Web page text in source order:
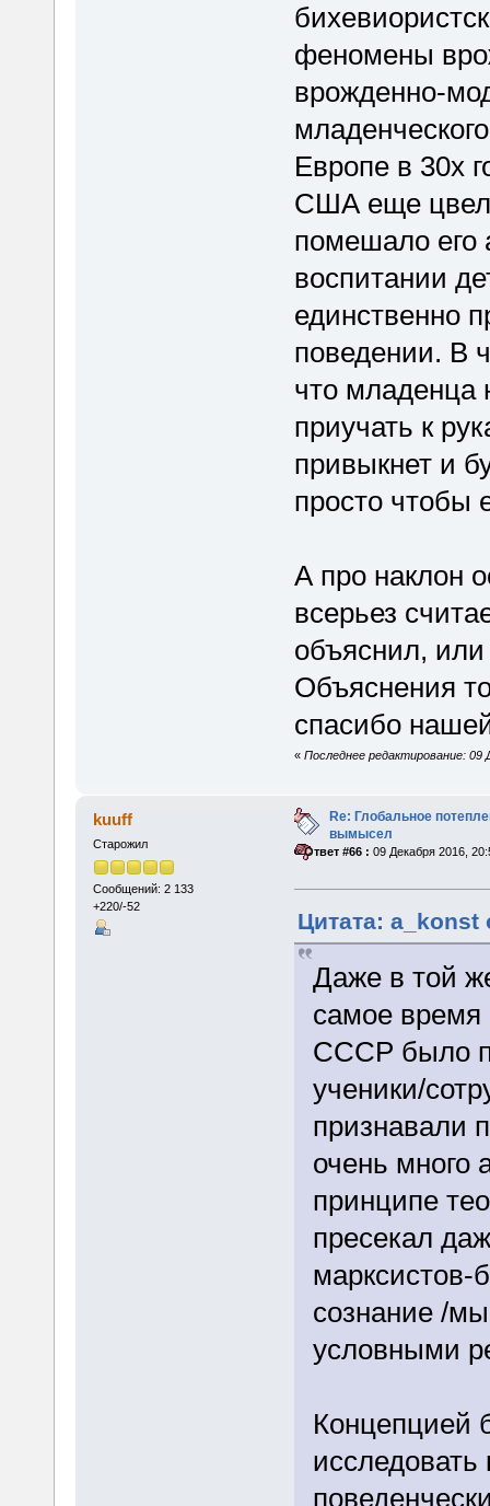
феномены
врожденно-
Европе в 30х
США еще цвел
помешало его
воспитании
единственно
поведении. В
что младенца
приучать к
привыкнет и
просто чтобы
А про наклон
всерьез
объяснил, или
Объяснения
спасибо
« Последнее редактирование: 09
kuuff
Старожил
Сообщений: 2 133
+220/-52
Re: Глобальное
вымысел
«Ответ #66 : 09 Декабря 2016,
Цитата: a_konst
Даже в той
самое время
СССР было
ученики/
признавали
очень много
принципе
пресекал
марксистов-
сознание /
условными
Концепцией